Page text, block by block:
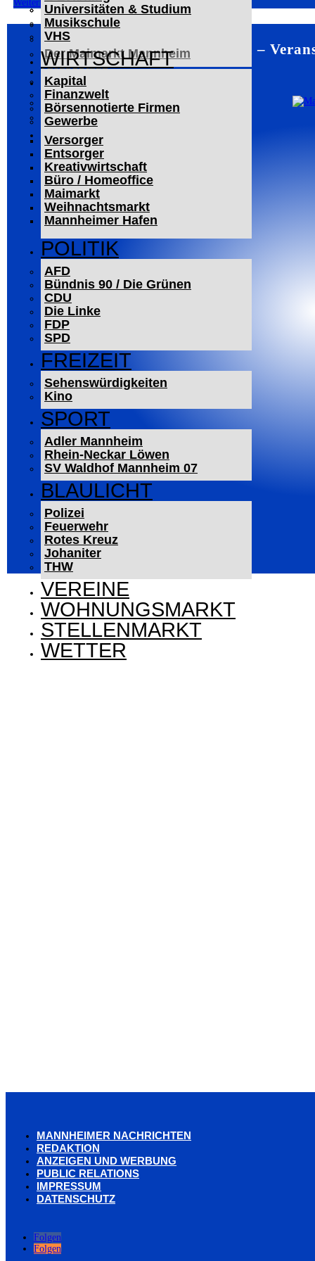
Universitäten & Studium
Musikschule
VHS
WIRTSCHAFT
Kapital
Finanzwelt
Börsennotierte Firmen
Gewerbe
Versorger
Entsorger
Kreativwirtschaft
Büro / Homeoffice
Maimarkt
Weihnachtsmarkt
Mannheimer Hafen
POLITIK
AFD
Bündnis 90 / Die Grünen
CDU
Die Linke
FDP
SPD
FREIZEIT
Sehenswürdigkeiten
Kino
SPORT
Adler Mannheim
Rhein-Neckar Löwen
SV Waldhof Mannheim 07
BLAULICHT
Polizei
Feuerwehr
Rotes Kreuz
Johaniter
THW
VEREINE
WOHNUNGSMARKT
STELLENMARKT
WETTER
Der Mannheimer Wasserturm
Das Technoseum Mannheim
Die Alte Feuerwache
Der Maimarkt Mannheim
LESERBRIEFE
ARCHIV
Das Neueste
Leitartikel
WERBUNG
Weiterlesen
Mannheim –
MANNHEIMER NACHRICHTEN
REDAKTION
ANZEIGEN UND WERBUNG
PUBLIC RELATIONS
IMPRESSUM
DATENSCHUTZ
Folgen
Folgen